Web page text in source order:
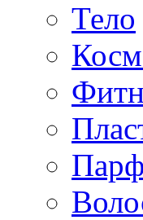
Тело